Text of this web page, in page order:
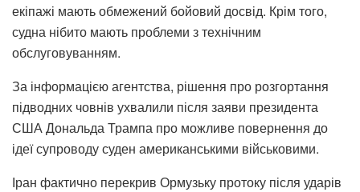
екіпажі мають обмежений бойовий досвід. Крім того,
судна нібито мають проблеми з технічним
обслуговуванням.
За інформацією агентства, рішення про розгортання
підводних човнів ухвалили після заяви президента
США Дональда Трампа про можливе повернення до
ідеї супроводу суден американськими військовими.
Іран фактично перекрив Ормузьку протоку після ударів